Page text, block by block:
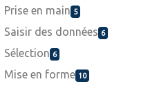
Prise en main 5
Saisir des données 6
Sélection 6
Mise en forme 10